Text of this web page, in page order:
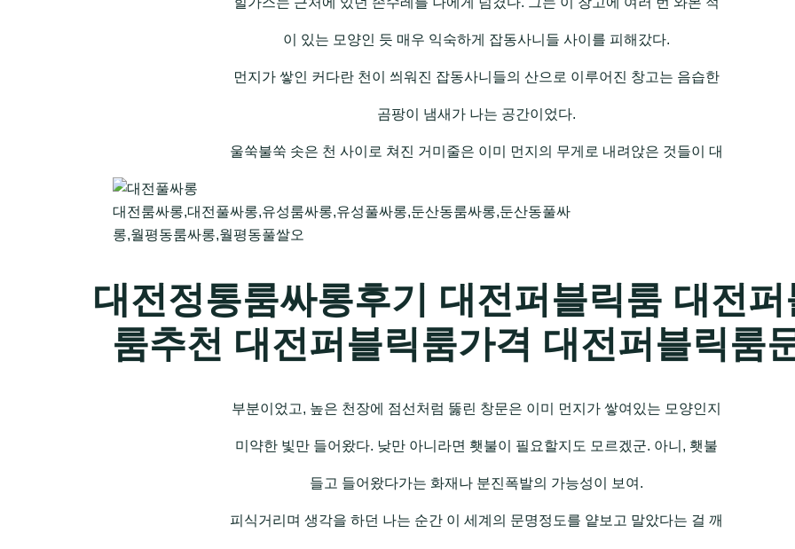
이 있는 모양인 듯 매우 익숙하게 잡동사니들 사이를 피해갔다.
먼지가 쌓인 커다란 천이 씌워진 잡동사니들의 산으로 이루어진 창고는 음습한
곰팡이 냄새가 나는 공간이었다.
울쑥불쑥 솟은 천 사이로 쳐진 거미줄은 이미 먼지의 무게로 내려앉은 것들이 대
대전룸싸롱,대전풀싸롱,유성룸싸롱,유성풀싸롱,둔산동룸싸롱,둔산동풀싸
롱,월평동룸싸롱,월평동풀쌀오
대전정통룸싸롱후기 대전퍼블릭룸 대전퍼
룸추천 대전퍼블릭룸가격 대전퍼블릭룸
부분이었고, 높은 천장에 점선처럼 뚫린 창문은 이미 먼지가 쌓여있는 모양인지
미약한 빛만 들어왔다. 낮만 아니라면 횃불이 필요할지도 모르겠군. 아니, 횃불
들고 들어왔다가는 화재나 분진폭발의 가능성이 보여.
피식거리며 생각을 하던 나는 순간 이 세계의 문명정도를 얕보고 말았다는 걸 깨